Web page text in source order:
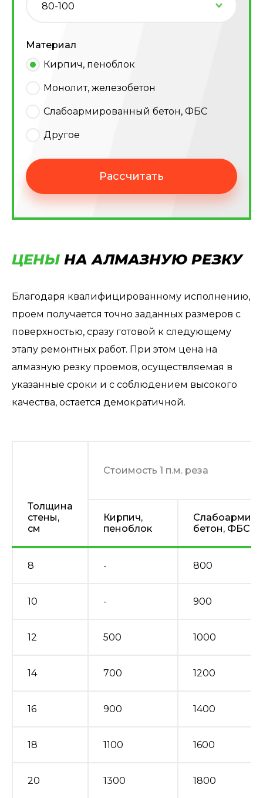
80-100
Материал
Кирпич, пеноблок
Монолит, железобетон
Слабоармированный бетон, ФБС
Другое
Рассчитать
ЦЕНЫ НА АЛМАЗНУЮ РЕЗКУ
Благодаря квалифицированному исполнению,
проем получается точно заданных размеров с
поверхностью, сразу готовой к следующему
этапу ремонтных работ. При этом цена на
алмазную резку проемов, осуществляемая в
указанные сроки и с соблюдением высокого
качества, остается демократичной.
Толщина
стены,
см
Стоимость 1 п.м. реза
Кирпич,
пеноблок
бетон, ФБС
8 - 800
10 - 900
12 500 1000
14 700 1200
16 900 1400
18 1100 1600
20 1300 1800